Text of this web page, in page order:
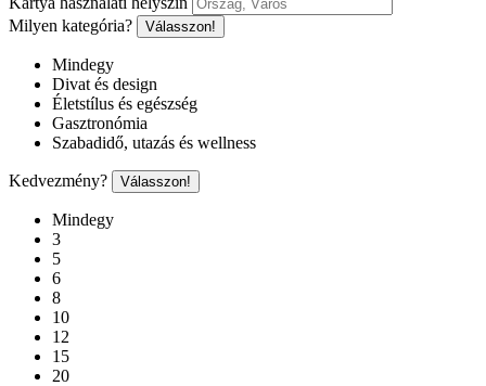
Milyen kategória?
Válasszon!
Mindegy
Divat és design
Életstílus és egészség
Gasztronómia
Szabadidő, utazás és wellness
Kedvezmény? Válasszon!
Mindegy
3
5
6
8
10
12
15
20